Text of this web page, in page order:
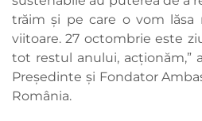
trăim și pe care o vom lăsa
viitoare. 27 octombrie este
tot restul anului, acționăm,”
Președinte și Fondator
România.